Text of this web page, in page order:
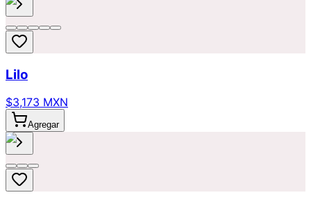
Lilo
$3,173 MXN
Agregar